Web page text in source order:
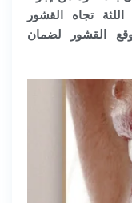
تجاه القشور
القشور لضمان